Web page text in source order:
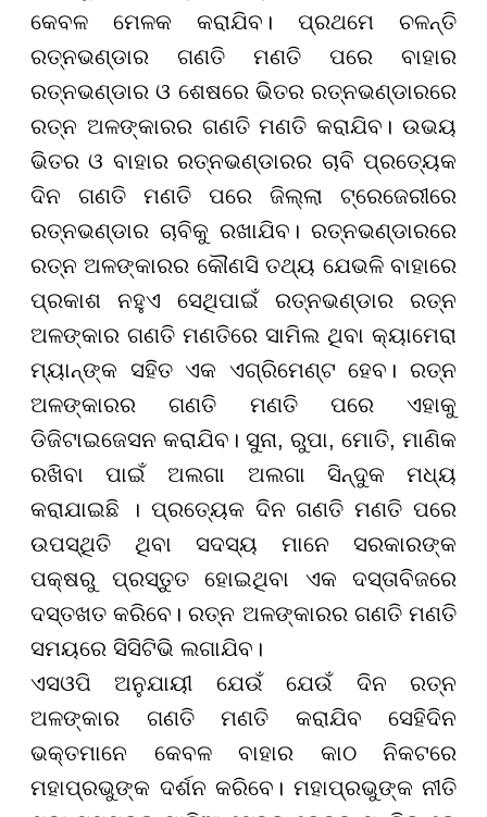
କେବଳ ମେଳକ କରାଯିବ। ପ୍ରଥମେ ଚଳନ୍ତି
ରତ୍ନଭଣ୍ଡାର ଗଣତି ମଣତି ପରେ ବାହାର
ରତ୍ନଭଣ୍ଡାର ଓ ଶେଷରେ ଭିତର ରତ୍ନଭଣ୍ଡାରରେ
ରତ୍ନ ଅଳଙ୍କାରର ଗଣତି ମଣତି କରାଯିବ। ଉଭୟ
ଭିତର ଓ ବାହାର ରତ୍ନଭଣ୍ଡାରର ଚାବି ପ୍ରତ୍ୟେକ
ଦିନ ଗଣତି ମଣତି ପରେ ଜିଲ୍ଲା ଟ୍ରେଜେରୀରେ
ରତ୍ନଭଣ୍ଡାର ଚାବିକୁ ରଖାଯିବ। ରତ୍ନଭଣ୍ଡାରରେ
ରତ୍ନ ଅଳଙ୍କାରର କୌଣସି ତଥ୍ୟ ଯେଭଳି ବାହାରେ
ପ୍ରକାଶ ନହୁଏ ସେଥିପାଇଁ ରତ୍ନଭଣ୍ଡାର ରତ୍ନ
ଅଳଙ୍କାର ଗଣତି ମଣତିରେ ସାମିଲ ଥିବା କ୍ୟାମେରା
ମ୍ୟାନ୍ଙ୍କ ସହିତ ଏକ ଏଗ୍ରିମେଣ୍ଟ ହେବ। ରତ୍ନ
ଅଳଙ୍କାରର ଗଣତି ମଣତି ପରେ ଏହାକୁ
ଡିଜିଟାଇଜେସନ କରାଯିବ। ସୁନା, ରୁପା, ମୋତି, ମାଣିକ
ରଖିବା ପାଇଁ ଅଲଗା ଅଲଗା ସିନ୍ଦୁକ ମଧ୍ୟ
କରାଯାଇଛି । ପ୍ରତ୍ୟେକ ଦିନ ଗଣତି ମଣତି ପରେ
ଉପସ୍ଥିତି ଥିବା ସଦସ୍ୟ ମାନେ ସରକାରଙ୍କ
ପକ୍ଷରୁ ପ୍ରସ୍ତୁତ ହୋଇଥିବା ଏକ ଦସ୍ତାବିଜରେ
ଦସ୍ତଖତ କରିବେ। ରତ୍ନ ଅଳଙ୍କାରର ଗଣତି ମଣତି
ସମୟରେ ସିସିଟିଭି ଲଗାଯିବ।
ଏସଓପି ଅନୁଯାୟୀ ଯେଉଁ ଯେଉଁ ଦିନ ରତ୍ନ
ଅଳଙ୍କାର ଗଣତି ମଣତି କରାଯିବ ସେହିଦିନ
ଭକ୍ତମାନେ କେବଳ ବାହାର କାଠ ନିକଟରେ
ମହାପ୍ରଭୁଙ୍କ ଦର୍ଶନ କରିବେ। ମହାପ୍ରଭୁଙ୍କ ନୀତି